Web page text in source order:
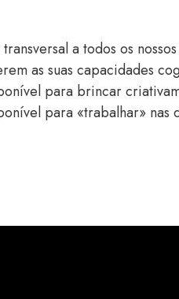
a todos os
as suas capacidades
para brincar
para «trabalhar» nas